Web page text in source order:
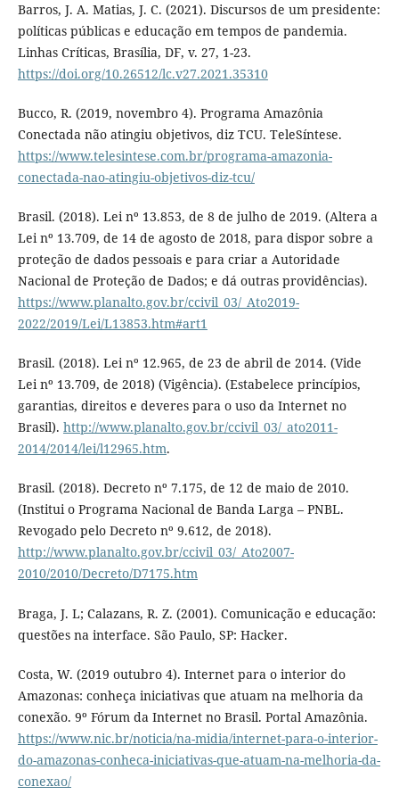
Barros, J. A. Matias, J. C. (2021). Discursos de um presidente:
políticas públicas e educação em tempos de pandemia.
Linhas Críticas, Brasília, DF, v. 27, 1-23.
https://doi.org/10.26512/lc.v27.2021.35310
Bucco, R. (2019, novembro 4). Programa Amazônia
Conectada não atingiu objetivos, diz TCU. TeleSíntese.
https://www.telesintese.com.br/programa-amazonia-
conectada-nao-atingiu-objetivos-diz-tcu/
Brasil. (2018). Lei nº 13.853, de 8 de julho de 2019. (Altera a
Lei nº 13.709, de 14 de agosto de 2018, para dispor sobre a
proteção de dados pessoais e para criar a Autoridade
Nacional de Proteção de Dados; e dá outras providências).
https://www.planalto.gov.br/ccivil_03/_Ato2019-
2022/2019/Lei/L13853.htm#art1
Brasil. (2018). Lei nº 12.965, de 23 de abril de 2014. (Vide
Lei nº 13.709, de 2018) (Vigência). (Estabelece princípios,
garantias, direitos e deveres para o uso da Internet no
Brasil). http://www.planalto.gov.br/ccivil_03/_ato2011-
2014/2014/lei/l12965.htm.
Brasil. (2018). Decreto nº 7.175, de 12 de maio de 2010.
(Institui o Programa Nacional de Banda Larga – PNBL.
Revogado pelo Decreto nº 9.612, de 2018).
http://www.planalto.gov.br/ccivil_03/_Ato2007-
2010/2010/Decreto/D7175.htm
Braga, J. L; Calazans, R. Z. (2001). Comunicação e educação:
questões na interface. São Paulo, SP: Hacker.
Costa, W. (2019 outubro 4). Internet para o interior do
Amazonas: conheça iniciativas que atuam na melhoria da
conexão. 9º Fórum da Internet no Brasil. Portal Amazônia.
https://www.nic.br/noticia/na-midia/internet-para-o-interior-
do-amazonas-conheca-iniciativas-que-atuam-na-melhoria-da-
conexao/